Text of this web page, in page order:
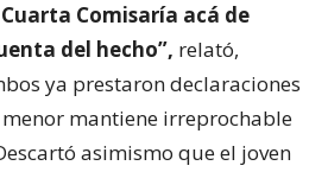
Comisaría acá de
del hecho”, relató,
ya prestaron declaraciones
mantiene irreprochable
asimismo que el joven